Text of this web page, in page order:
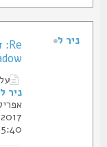
shadow
על ידי
ניר ל
» 21
אפריל
2017,
15:40
ניר ל